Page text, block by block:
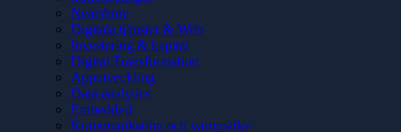
Nearshore
Digitala tjänster & Web
Investering & kapital
Digital Transformation
Apputveckling
Data analytics
Embedded
Kommunikation och varumärke